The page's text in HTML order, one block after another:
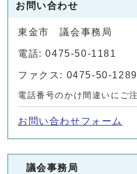
お問い合わせ
東金市 議会事務局
電話: 0475-50-1181
ファクス: 0475-50-1289
電話番号のかけ間違いにご
お問い合わせフォーム
議会事務局